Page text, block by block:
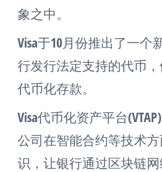
象之中。
Visa于10月份推出了一个
行发行法定支持的代币
代币化存款。
Visa代币化资产平台
公司在智能合约等技术
识，让银行通过区块链